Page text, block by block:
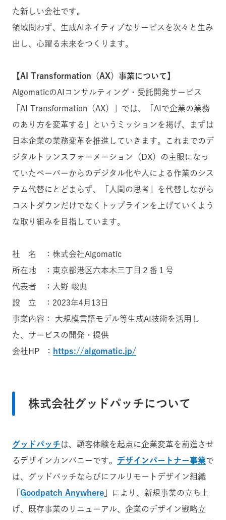
た新しい会社です。
領域問わず、生成AIネイティブなサービスを次々と生み
出し、心躍る未来をつくります。
【AI Transformation（AX）事業について】
AlgomaticのAIコンサルティング・受託開発サービス
「AI Transformation（AX）」では、「AIで企業の業務
のあり方を変革する」というミッションを掲げ、まずは
日本企業の業務変革を推進していきます。これまでのデ
ジタルトランスフォーメーション（DX）の主眼になっ
ていたペーパーからのデジタル化や人による作業のシス
テム代替にとどまらず、「人間の思考」を代替しながら
コストダウンだけでなくトップラインを上げていくよう
な取り組みを目指しています。
社 名 ：株式会社Algomatic
所在地 ：東京都港区六本木三丁目２番１号
代表者 ：大野 峻典
設 立 ：2023年4月13日
事業内容： 大規模言語モデル等生成AI技術を活用し
た、サービスの開発・提供
会社HP ：
https://algomatic.jp/
株式会社グッドパッチについて
グッドパッチは、顧客体験を起点に企業変革を前進させ
るデザインカンパニーです。 デザインパートナー事業で
は、グッドパッチならびにフルリモートデザイン組織
Goodpatch Anywhere 」により、新規事業の立ち上
げ、既存事業のリニューアル、企業のデザイン戦略立